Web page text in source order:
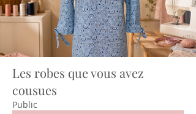
Les robes que vous avez
cousues
Public